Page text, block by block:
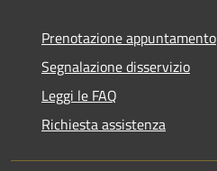
Prenotazione appuntamento
Segnalazione disservizio
Leggi le FAQ
Richiesta assistenza